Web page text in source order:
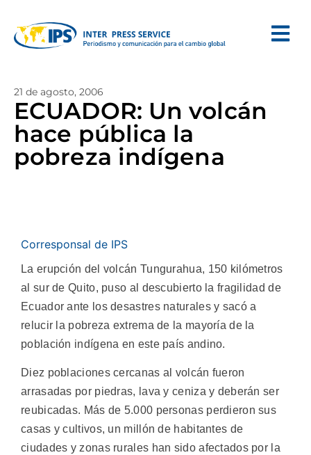
21 de agosto, 2006
ECUADOR: Un volcán
hace pública la
pobreza indígena
Corresponsal de IPS
La erupción del volcán Tungurahua, 150 kilómetros
al sur de Quito, puso al descubierto la fragilidad de
Ecuador ante los desastres naturales y sacó a
relucir la pobreza extrema de la mayoría de la
población indígena en este país andino.
Diez poblaciones cercanas al volcán fueron
arrasadas por piedras, lava y ceniza y deberán ser
reubicadas. Más de 5.000 personas perdieron sus
casas y cultivos, un millón de habitantes de
ciudades y zonas rurales han sido afectados por la